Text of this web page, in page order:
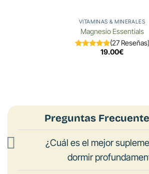
VITAMINAS & MINERALES
Magnesio Essentials
(27 Reseñas)
19.00€
Preguntas
¿Cuál es el mejor
dormir